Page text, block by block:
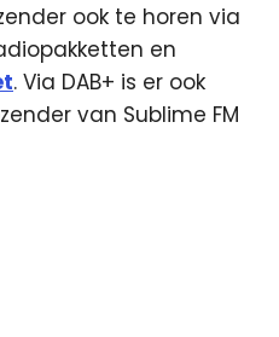
ook te horen via
en
. Via DAB+ is er ook
van Sublime FM